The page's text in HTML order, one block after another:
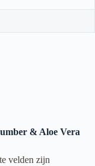
& Aloe Vera
velden zijn